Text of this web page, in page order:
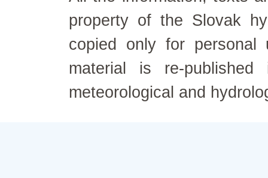
property of the Slovak
copied only for personal
material is re-
meteorological and